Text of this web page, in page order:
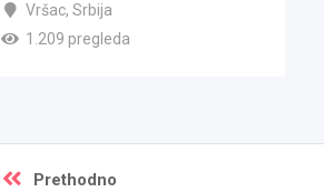
Vršac, Srbija
1.209 pregleda
Prethodno